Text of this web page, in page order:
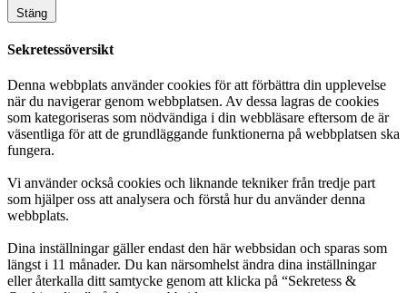
Stäng
Sekretessöversikt
Denna webbplats använder cookies för att förbättra din upplevelse
när du navigerar genom webbplatsen. Av dessa lagras de cookies
som kategoriseras som nödvändiga i din webbläsare eftersom de är
väsentliga för att de grundläggande funktionerna på webbplatsen ska
fungera.
Vi använder också cookies och liknande tekniker från tredje part
som hjälper oss att analysera och förstå hur du använder denna
webbplats.
Dina inställningar gäller endast den här webbsidan och sparas som
längst i 11 månader. Du kan närsomhelst ändra dina inställningar
eller återkalla ditt samtycke genom att klicka på “Sekretess &